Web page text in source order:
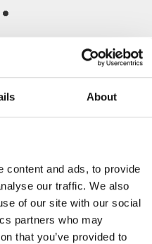
About
content and ads, to provide
our traffic. We also
of our site with our social
partners who may
that you’ve provided to
kunder
allra bästa
verksamhet.